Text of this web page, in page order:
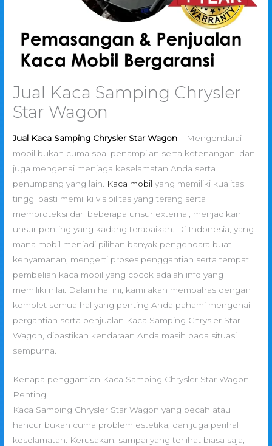
Jual Kaca Samping Chrysler
Star Wagon
Jual Kaca Samping Chrysler Star Wagon – Mengendarai
mobil bukan cuma soal penampilan serta ketenangan, dan
juga mengenai menjaga keselamatan Anda serta
penumpang yang lain.
Kaca mobil yang memiliki kualitas
tinggi pasti memiliki visibilitas yang terang serta
memproteksi dari beberapa unsur external, menjadikan
unsur penting yang kadang terabaikan. Di Indonesia, yang
mana mobil menjadi pilihan banyak pengendara buat
kenyamanan, mengerti proses penggantian serta tempat
pembelian kaca mobil yang cocok adalah info yang
memiliki nilai. Dalam hal ini, kami akan membahas dengan
komplet semua hal yang penting Anda pahami mengenai
pergantian serta penjualan Kaca Samping Chrysler Star
Wagon, dipastikan kendaraan Anda masih pada situasi
sempurna.
Kenapa penggantian Kaca Samping Chrysler Star Wagon
Penting
Kaca Samping Chrysler Star Wagon yang pecah atau
hancur bukan cuma problem estetika, dan juga perihal
keselamatan. Kerusakan, sampai yang terlihat biasa saja,